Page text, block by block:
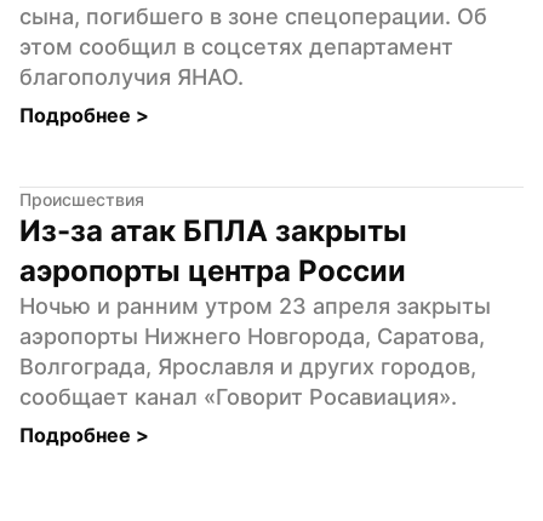
сына, погибшего в зоне спецоперации. Об
этом сообщил в соцсетях департамент
благополучия ЯНАО.
Подробнее >
Происшествия
Из-за атак БПЛА закрыты
аэропорты центра России
Ночью и ранним утром 23 апреля закрыты
аэропорты Нижнего Новгорода, Саратова,
Волгограда, Ярославля и других городов,
сообщает канал «Говорит Росавиация».
Подробнее >